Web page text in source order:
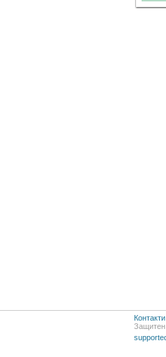
Контакти
Защитен